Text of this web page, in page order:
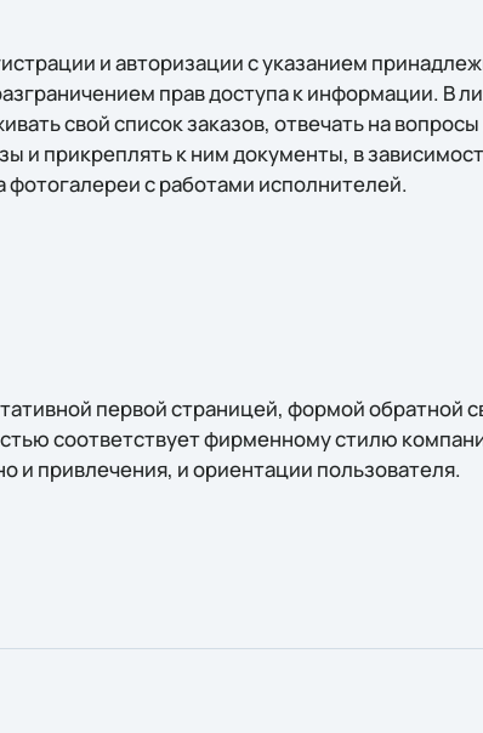
и авторизации с указанием
прав доступа к информации. В
свой список заказов, отвечать на
и прикреплять к ним документы, в
фотогалереи с работами исполнителей.
первой страницей, формой обратной
соответствует фирменному стилю
и привлечения, и ориентации пользователя.